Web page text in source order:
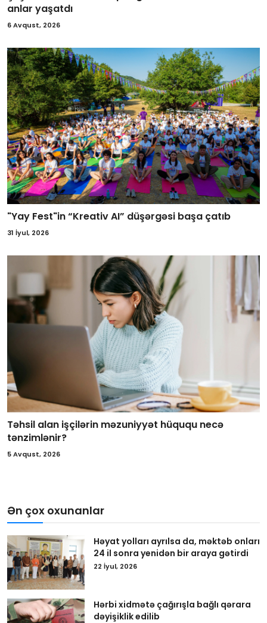
anlar yaşatdı
6 Avqust, 2026
"Yay Fest"in “Kreativ AI” düşərgəsi başa çatıb
31 İyul, 2026
Təhsil alan işçilərin məzuniyyət hüququ necə
tənzimlənir?
5 Avqust, 2026
Ən çox oxunanlar
Həyat yolları ayrılsa da, məktəb onları
24 il sonra yenidən bir araya gətirdi
22 İyul, 2026
Hərbi xidmətə çağırışla bağlı qərara
dəyişiklik edilib